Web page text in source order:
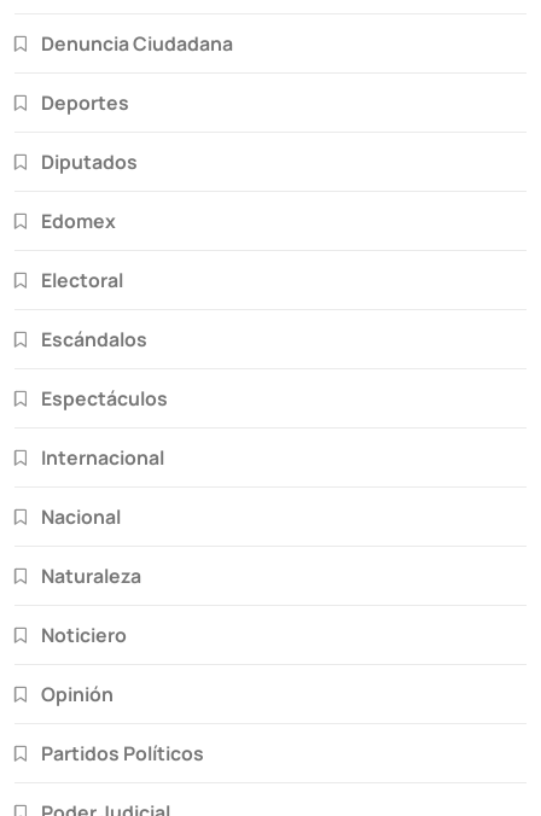
Denuncia Ciudadana
Deportes
Diputados
Edomex
Electoral
Escándalos
Espectáculos
Internacional
Nacional
Naturaleza
Noticiero
Opinión
Partidos Políticos